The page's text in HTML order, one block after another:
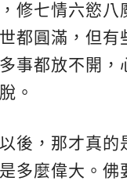
修七情六慾八
都圓滿，但有
事都放不開，
。
後，那才真的
多麼偉大。佛